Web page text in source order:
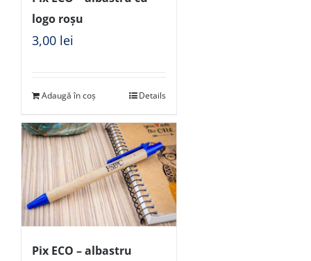
logo roșu
3,00 lei
Adaugă în coș Details
Pix ECO – albastru